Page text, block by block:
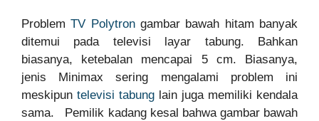
ProblemTV Polytrongambar bawah hitam banyak
ditemui pada televisi layar tabung. Bahkan
biasanya, ketebalan mencapai 5 cm. Biasanya,
jenis Minimax sering mengalami problem ini
meskipun televisi tabung lain juga memiliki kendala
sama. Pemilik kadang kesal bahwa gambar bawah